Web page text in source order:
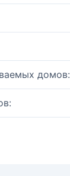
домов: